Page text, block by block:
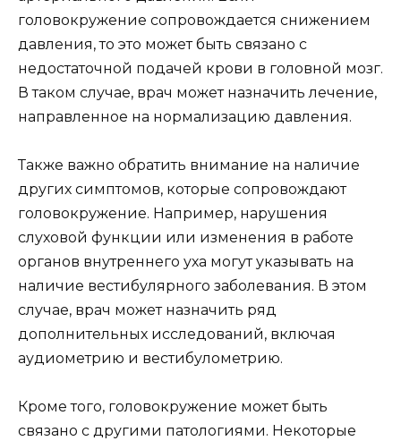
головокружение сопровождается снижением
давления, то это может быть связано с
недостаточной подачей крови в головной мозг.
В таком случае, врач может назначить лечение,
направленное на нормализацию давления.
Также важно обратить внимание на наличие
других симптомов, которые сопровождают
головокружение. Например, нарушения
слуховой функции или изменения в работе
органов внутреннего уха могут указывать на
наличие вестибулярного заболевания. В этом
случае, врач может назначить ряд
дополнительных исследований, включая
аудиометрию и вестибулометрию.
Кроме того, головокружение может быть
связано с другими патологиями. Некоторые